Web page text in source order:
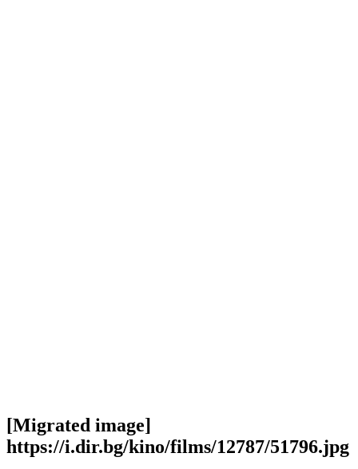
[Migrated image]
https://i.dir.bg/kino/films/12787/51796.jpg